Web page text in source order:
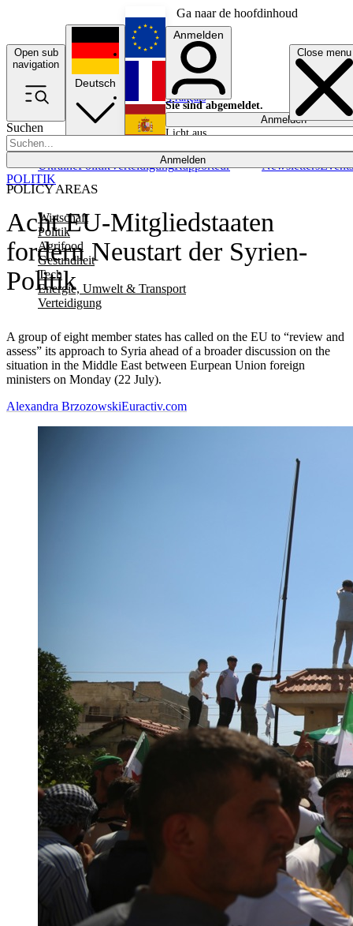
Ga naar de hoofdinhoud
Open sub
navigation
Close menu
Suchen
Anmelden
POLICY AREAS
Wirtschaft
Politik
Agrifood
Gesundheit
Tech
Energie, Umwelt & Transport
Verteidigung
UkrainePolitikVerteidigungRapporteur NewslettersEvents
Deutsch
English
Français
Anmelden
Sie sind abgemeldet.
Anmelden
Licht aus
Acht EU-Mitgliedstaaten
fordern Neustart der Syrien-
Politik
A group of eight member states has called on the EU to “review and
assess” its approach to Syria ahead of a broader discussion on the
situation in the Middle East between Eurpean Union foreign
ministers on Monday (22 July).
POLITIK
Alexandra BrzozowskiEuractiv.com